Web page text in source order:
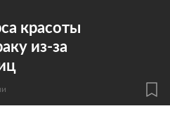
красоты
из-за